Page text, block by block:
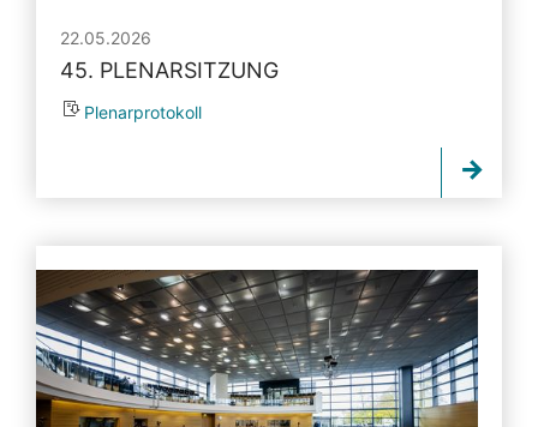
22.05.2026
45. PLENARSITZUNG
Plenarprotokoll